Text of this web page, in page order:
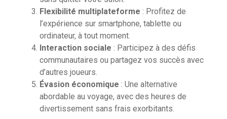
Flexibilité multiplateforme : Profitez de
l’expérience sur smartphone, tablette ou
ordinateur, à tout moment.
Interaction sociale : Participez à des défis
communautaires ou partagez vos succès avec
d’autres joueurs.
Évasion économique : Une alternative
abordable au voyage, avec des heures de
divertissement sans frais exorbitants.